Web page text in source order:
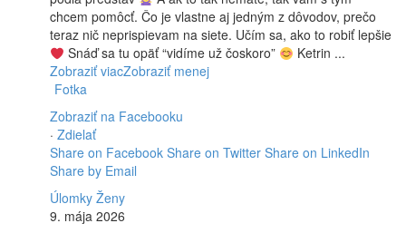
chcem pomôcť. Čo je vlastne aj jedným z dôvodov, prečo
teraz nič neprispievam na siete. Učím sa, ako to robiť lepšie
Snáď sa tu opäť “vidíme už čoskoro”
Ketrin ...
Zobraziť viacZobraziť menej
Fotka
Zobraziť na Facebooku
· Zdielať
Share on Facebook Share on Twitter Share on LinkedIn
Share by Email
Úlomky Ženy
9. mája 2026